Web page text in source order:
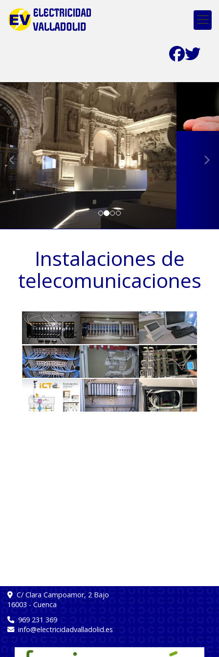
prev
Instalaciones de
telecomunicaciones
C/ Clara Campoamor, 2 Bajo
16003 - Cuenca
969 231 369
info
electricidadvalladolid.es